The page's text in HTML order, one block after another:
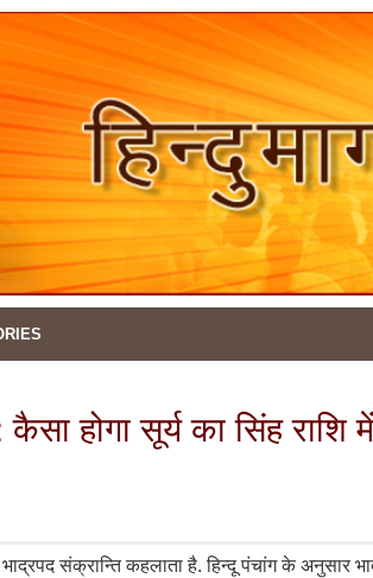
होगा सूर्य का सिंह राशि
संक्रान्ति कहलाता है. हिन्दू पंचांग के अनुसार